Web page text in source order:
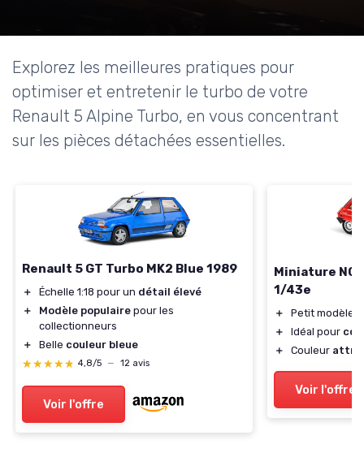
Explorez les meilleures pratiques pour
optimiser et entretenir le turbo de votre
Renault 5 Alpine Turbo, en vous concentrant
sur les pièces détachées essentielles.
Renault 5 GT Turbo MK2 Blue 1989
＋ Échelle 1:18 pour un détail élevé
＋
Modèle populaire pour les
collectionneurs
＋
Belle couleur bleue
★★★★★
★★★★★ 4,8/5 — 12 avis
Voir l'offre
Miniature
1/43e
＋ Petit modèle
＋
Idéal pour
＋
Couleur
Voir l'offre